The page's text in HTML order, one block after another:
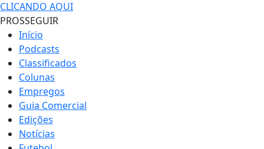
CLICANDO AQUI
PROSSEGUIR
Início
Podcasts
Classificados
Colunas
Empregos
Guia Comercial
Edições
Notícias